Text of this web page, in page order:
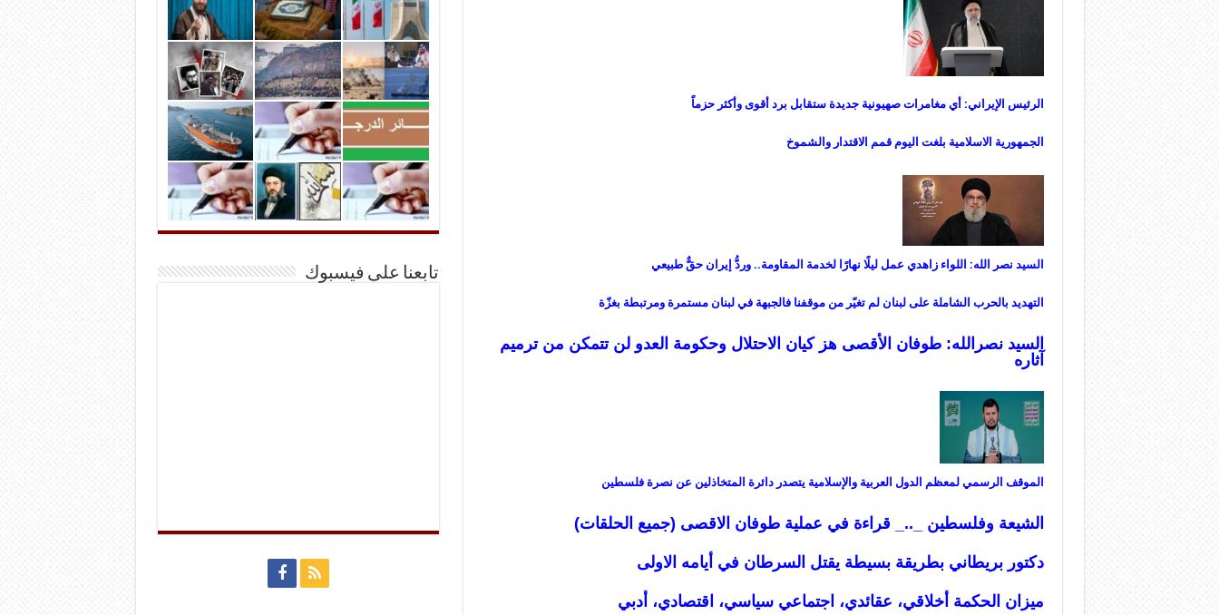
الرئيس الإيراني: أي مغامرات صهيونية جديدة ستقابل برد أقوى وأكثر حزماً
الجمهورية الاسلامية بلغت اليوم قمم الاقتدار والشموخ
السيد نصر الله: اللواء زاهدي عمل ليلًا نهارًا لخدمة المقاومة.. وردُّ إيران حقٌّ طبيعي
التهديد بالحرب الشاملة على لبنان لم تغيّر من موقفنا فالجبهة في لبنان مستمرة ومرتبطة بغزّة
السيد نصرالله: طوفان الأقصى هز كيان الاحتلال وحكومة العدو لن تتمكن من ترميم
آثاره
الموقف الرسمي لمعظم الدول العربية والإسلامية يتصدر دائرة المتخاذلين عن نصرة فلسطين
الشيعة وفلسطين _.._ قراءة في عملية طوفان الاقصى (جميع الحلقات)
دكتور بريطاني بطريقة بسيطة يقتل السرطان في أيامه الاولى
ميزان الحكمة أخلاقي، عقائدي، اجتماعي سياسي، اقتصادي، أدبي
تابعنا على فيسبوك